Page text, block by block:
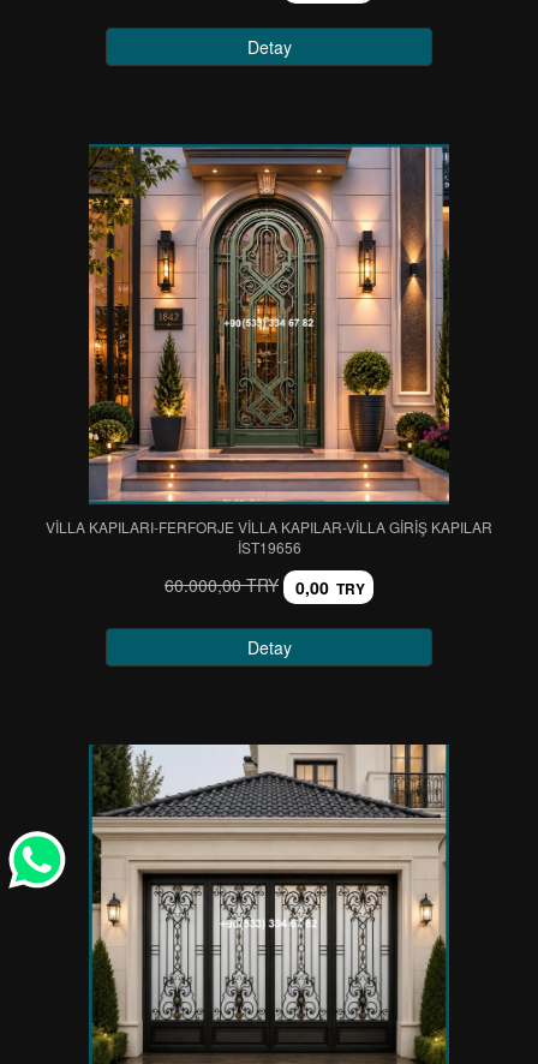
Detay
VİLLA KAPILARI-FERFORJE VİLLA KAPILAR-VİLLA GİRİŞ KAPILAR
IST19656
60.000,00 TRY 0,00 TRY
Detay